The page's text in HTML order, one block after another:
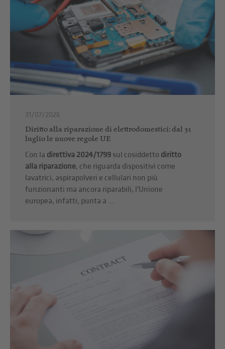
31/07/2026
Diritto alla riparazione di elettrodomestici: dal 31
luglio le nuove regole UE
Con la direttiva 2024/1799sul cosiddetto diritto
alla riparazione, che riguarda dispositivi come
lavatrici, aspirapolveri e cellulari non più
funzionanti ma ancora riparabili, l'Unione
europea, infatti, punta a ...